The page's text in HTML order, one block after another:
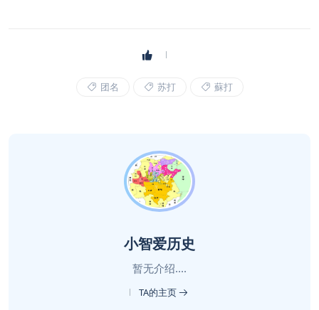
团名 苏打 蘇打
小智爱历史
暂无介绍....
TA的主页